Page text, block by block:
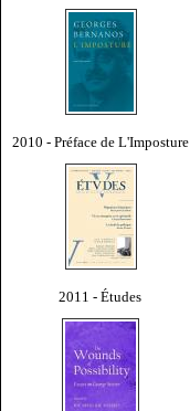
2010 - Préface de L'Imposture
2011 - Études